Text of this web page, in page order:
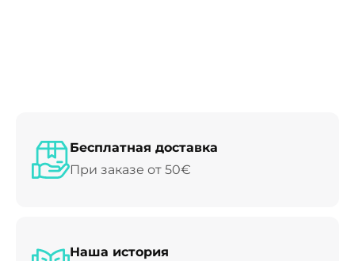
Бесплатная доставка
При заказе от 50€
Наша история